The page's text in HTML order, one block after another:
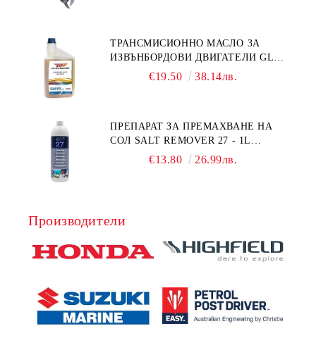
ТРАНСМИСИОННО МАСЛО ЗА
ИЗВЪНБОРДОВИ ДВИГАТЕЛИ GL4
HONDA MARINE 08251-999-102PRO
€19.50 38.14лв.
ПРЕПАРАТ ЗА ПРЕМАХВАНЕ НА
СОЛ SALT REMOVER 27 - 1L
NAUTIC CLEAN
€13.80 26.99лв.
Производители